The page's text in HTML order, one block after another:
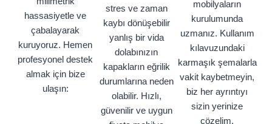
hassasiyetle ve
çabalayarak
kuruyoruz. Hemen
profesyonel destek
almak için bize
ulaşın:
stres ve zaman
kaybı dönüşebilir
yanlış bir vida
dolabınızın
kapakların eğrilik
durumlarına neden
olabilir. Hızlı,
güvenilir ve uygun
mobilyaların
kurulumunda
uzmanız. Kullanım
kılavuzundaki
karmaşık şemalarla
vakit kaybetmeyin,
biz her ayrıntıyı
sizin yerinize
çözelim.